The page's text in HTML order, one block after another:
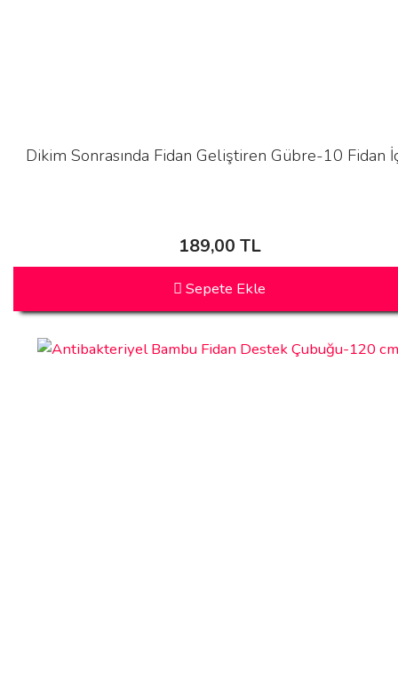
Dikim Sonrasında Fidan Geliştiren Gübre-10 Fidan
189,00 TL
Sepete Ekle